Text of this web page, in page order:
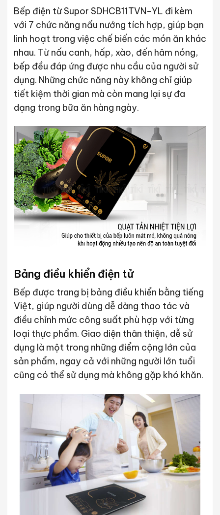
Bếp điện từ Supor SDHCB11TVN-YL đi kèm
với 7 chức năng nấu nướng tích hợp, giúp bạn
linh hoạt trong việc chế biến các món ăn khác
nhau. Từ nấu canh, hấp, xào, đến hâm nóng,
bếp đều đáp ứng được nhu cầu của người sử
dụng. Những chức năng này không chỉ giúp
tiết kiệm thời gian mà còn mang lại sự đa
dạng trong bữa ăn hàng ngày.
Bảng điều khiển điện tử
Bếp được trang bị bảng điều khiển bằng tiếng
Việt, giúp người dùng dễ dàng thao tác và
điều chỉnh mức công suất phù hợp với từng
loại thực phẩm. Giao diện thân thiện, dễ sử
dụng là một trong những điểm cộng lớn của
sản phẩm, ngay cả với những người lớn tuổi
cũng có thể sử dụng mà không gặp khó khăn.